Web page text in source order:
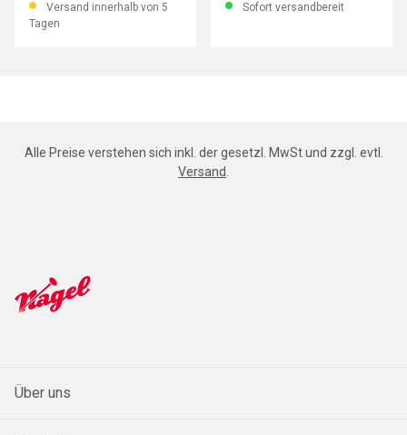
Versand innerhalb von 5
Tagen
Sofort versandbereit
Alle Preise verstehen sich inkl. der gesetzl. MwSt und zzgl. evtl.
Versand.
Über uns